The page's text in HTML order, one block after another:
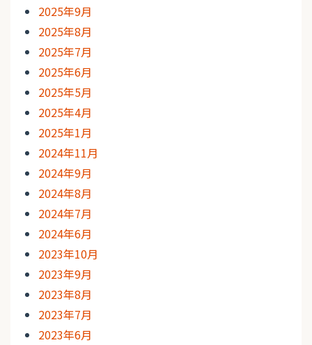
2025年9月
2025年8月
2025年7月
2025年6月
2025年5月
2025年4月
2025年1月
2024年11月
2024年9月
2024年8月
2024年7月
2024年6月
2023年10月
2023年9月
2023年8月
2023年7月
2023年6月